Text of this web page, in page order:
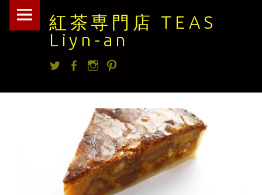
紅茶専門店 TEAS
Liyn-an
紅
Skip
Twitterfacebook
Instagram